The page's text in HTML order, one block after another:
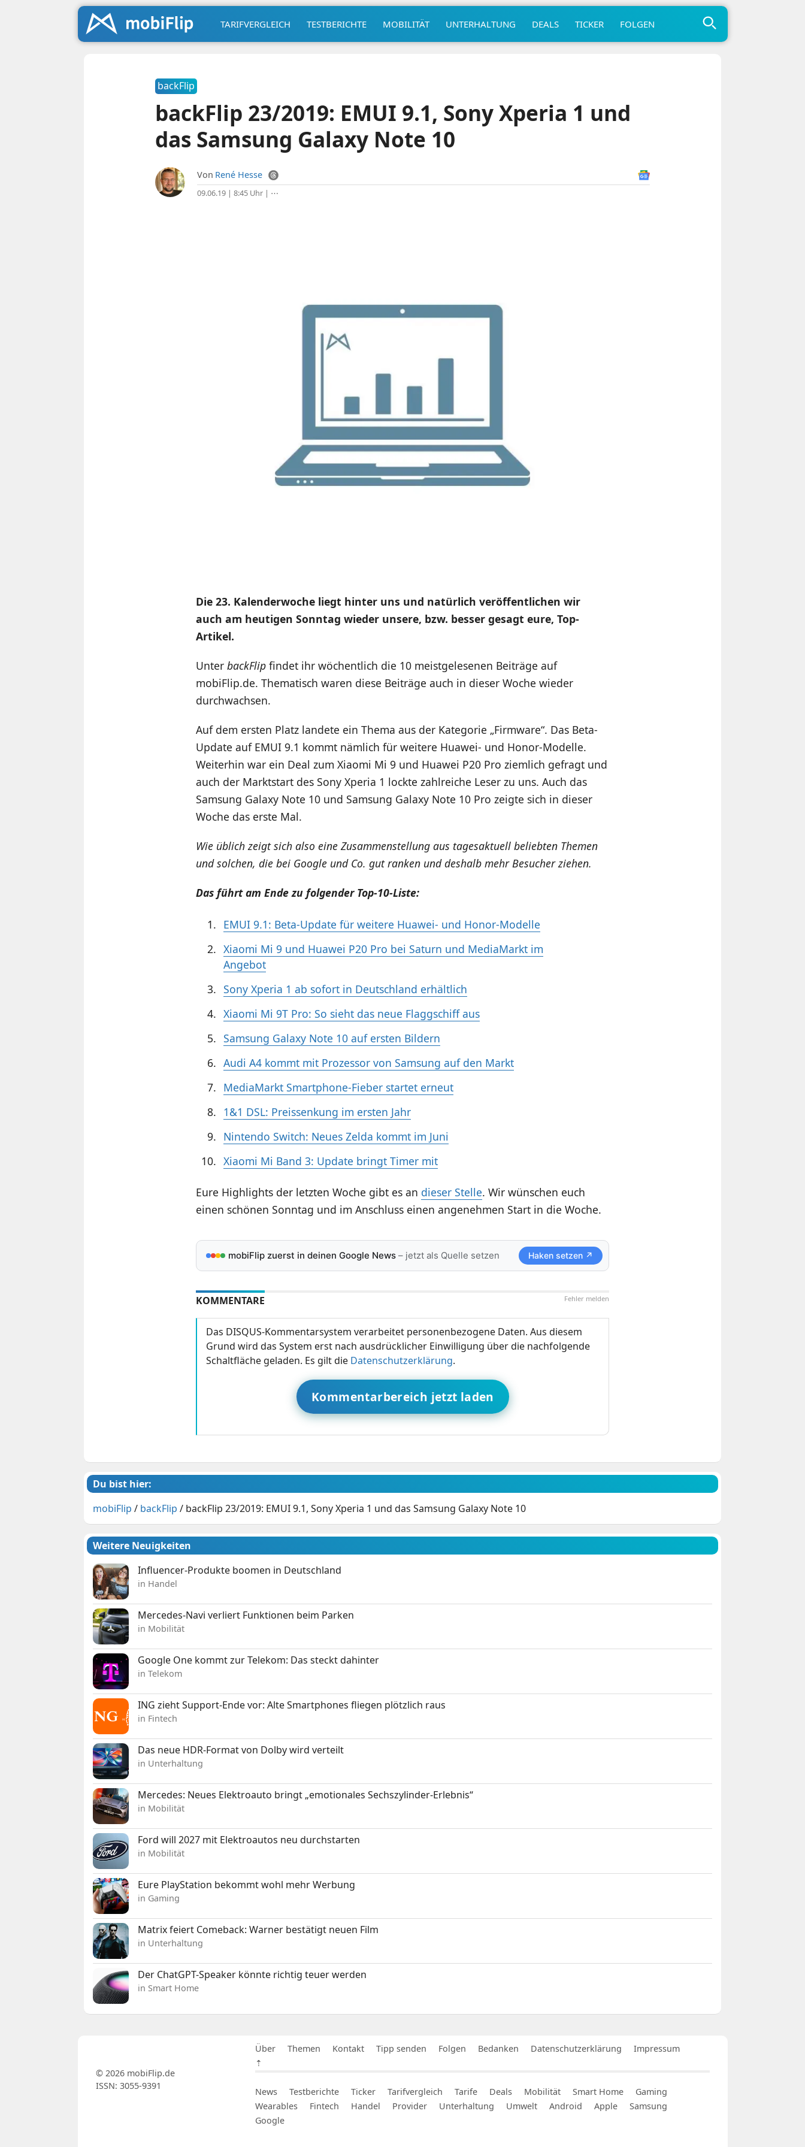
TARIFVERGLEICH TESTBERICHTE MOBILITÄT UNTERHALTUNG DEALS TICKER FOLGEN
backFlip
backFlip 23/2019: EMUI 9.1, Sony Xperia 1 und
das Samsung Galaxy Note 10
Von René Hesse
09.06.19 | 8:45 Uhr| ⋯
Die 23. Kalenderwoche liegt hinter uns und natürlich veröffentlichen wir
auch am heutigen Sonntag wieder unsere, bzw. besser gesagt eure, Top-
Artikel.
Unter backFlip findet ihr wöchentlich die 10 meistgelesenen Beiträge auf
mobiFlip.de. Thematisch waren diese Beiträge auch in dieser Woche wieder
durchwachsen.
Auf dem ersten Platz landete ein Thema aus der Kategorie „Firmware“. Das Beta-
Update auf EMUI 9.1 kommt nämlich für weitere Huawei- und Honor-Modelle.
Weiterhin war ein Deal zum Xiaomi Mi 9 und Huawei P20 Pro ziemlich gefragt und
auch der Marktstart des Sony Xperia 1 lockte zahlreiche Leser zu uns. Auch das
Samsung Galaxy Note 10 und Samsung Galaxy Note 10 Pro zeigte sich in dieser
Woche das erste Mal.
Wie üblich zeigt sich also eine Zusammenstellung aus tagesaktuell beliebten Themen
und solchen, die bei Google und Co. gut ranken und deshalb mehr Besucher ziehen.
Das führt am Ende zu folgender Top-10-Liste:
EMUI 9.1: Beta-Update für weitere Huawei- und Honor-Modelle
Xiaomi Mi 9 und Huawei P20 Pro bei Saturn und MediaMarkt im
Angebot
Sony Xperia 1 ab sofort in Deutschland erhältlich
Xiaomi Mi 9T Pro: So sieht das neue Flaggschiff aus
Samsung Galaxy Note 10 auf ersten Bildern
Audi A4 kommt mit Prozessor von Samsung auf den Markt
MediaMarkt Smartphone-Fieber startet erneut
1&1 DSL: Preissenkung im ersten Jahr
Nintendo Switch: Neues Zelda kommt im Juni
Xiaomi Mi Band 3: Update bringt Timer mit
Eure Highlights der letzten Woche gibt es an dieser Stelle. Wir wünschen euch
einen schönen Sonntag und im Anschluss einen angenehmen Start in die Woche.
mobiFlip zuerst in deinen Google News– jetzt als Quelle setzen Haken setzen ↗
Fehler melden
KOMMENTARE
Das DISQUS-Kommentarsystem verarbeitet personenbezogene Daten. Aus diesem
Grund wird das System erst nach ausdrücklicher Einwilligung über die nachfolgende
Schaltfläche geladen. Es gilt die Datenschutzerklärung.
Kommentarbereich jetzt laden
Du bist hier:
mobiFlip / backFlip / backFlip 23/2019: EMUI 9.1, Sony Xperia 1 und das Samsung Galaxy Note 10
Weitere Neuigkeiten
Influencer-Produkte boomen in Deutschland
in Handel
Mercedes-Navi verliert Funktionen beim Parken
in Mobilität
Google One kommt zur Telekom: Das steckt dahinter
in Telekom
ING zieht Support-Ende vor: Alte Smartphones fliegen plötzlich raus
in Fintech
Das neue HDR-Format von Dolby wird verteilt
in Unterhaltung
Mercedes: Neues Elektroauto bringt „emotionales Sechszylinder-Erlebnis“
in Mobilität
Ford will 2027 mit Elektroautos neu durchstarten
in Mobilität
Eure PlayStation bekommt wohl mehr Werbung
in Gaming
Matrix feiert Comeback: Warner bestätigt neuen Film
in Unterhaltung
Der ChatGPT-Speaker könnte richtig teuer werden
in Smart Home
Über Themen Kontakt Tipp senden Folgen Bedanken Datenschutzerklärung
Impressum
⇡
News Testberichte Ticker Tarifvergleich Tarife Deals Mobilität Smart Home
Gaming
Wearables
Fintech Handel Provider Unterhaltung Umwelt Android Apple
Samsung
Google
© 2026 mobiFlip.de
ISSN: 3055-9391